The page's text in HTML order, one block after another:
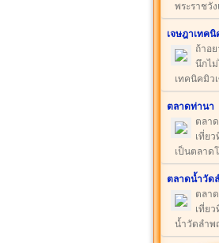
พระราชวั
เจษฎาเทค
ถ้าอ
นึกไ
เทคนิคมิว
ตลาดท่านา
ตลา
เที่ย
เป็นตลาด
ตลาดน้ำวัด
ตลา
เที่ย
น้ำวัดลำพ